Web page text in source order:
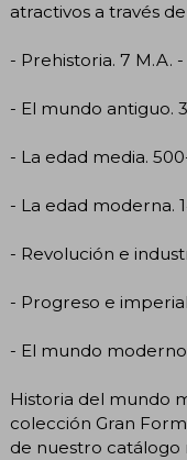
atractivos a través
- Prehistoria. 7 M.A. -
- El mundo antiguo.
- La edad media.
- La edad moderna.
- Revolución e
- Progreso e
- El mundo
Historia del mundo
colección Gran
de nuestro